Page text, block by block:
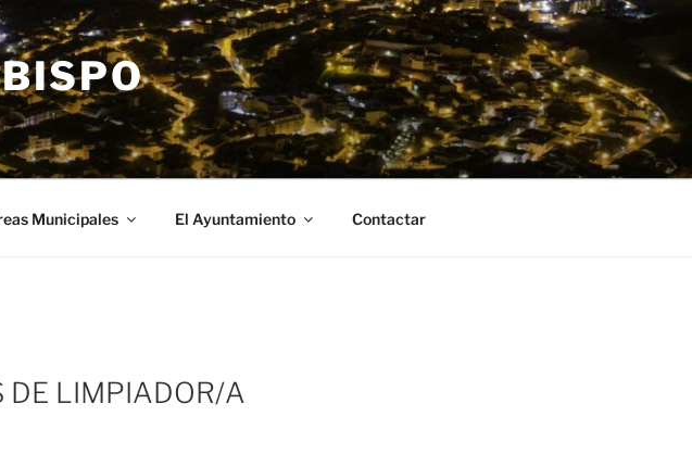
Municipales El Ayuntamiento Contactar
DE LIMPIADOR/A